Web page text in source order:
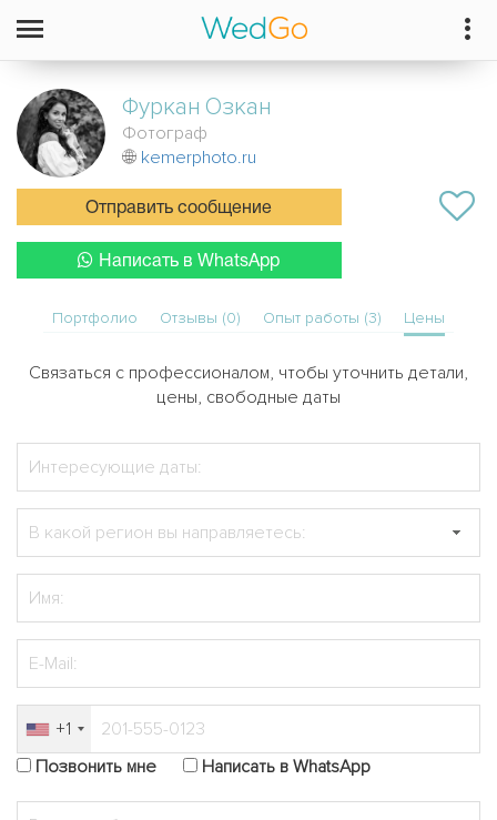
Фуркан Озкан
Фотограф
kemerphoto.ru
Отправить сообщение
Написать в WhatsApp
Портфолио Отзывы (0) Опыт работы (3) Цены
Связаться с профессионалом, чтобы уточнить детали,
цены, свободные даты
+1
Позвонить мне
Написать в WhatsApp